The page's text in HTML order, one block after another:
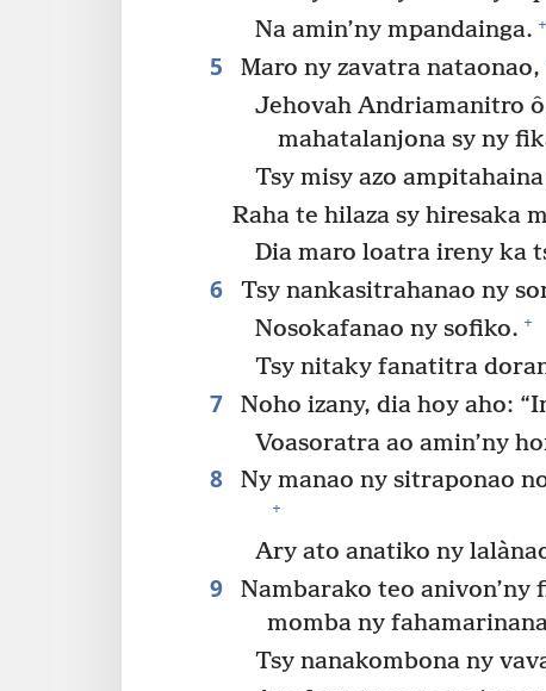
Na amin’ny mpandainga. +
5 Maro ny zavatra nataonao,
Jehovah Andriamanitro
mahatalanjona sy ny
Tsy misy azo
Raha te hilaza sy hiresaka
Dia maro loatra ireny ka
6 Tsy nankasitrahanao ny
Nosokafanao ny sofiko. +
Tsy nitaky fanatitra
7 Noho izany, dia hoy aho:
Voasoratra ao amin’ny
8 Ny manao ny sitraponao
+
Ary ato anatiko ny
9
Nambarako teo anivon’ny
momba ny
Tsy nanakombona ny